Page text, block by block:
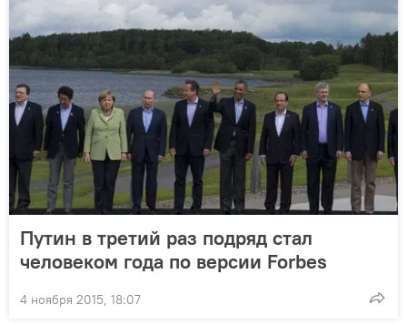
Путин в третий раз подряд стал
человеком года по версии Forbes
4 ноября 2015, 18:07